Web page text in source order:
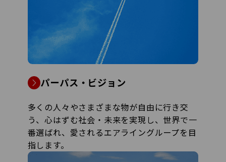
パーパス・ビジョン
多くの人々やさまざまな物が自由に行き交
う、心はずむ社会・未来を実現し、世界で一
番選ばれ、愛されるエアライングループを目
指します。